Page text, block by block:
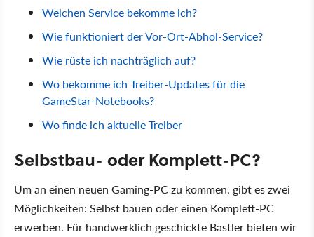
Welchen Service bekomme ich?
Wie funktioniert der Vor-Ort-Abhol-Service?
Wie rüste ich nachträglich auf?
Wo bekomme ich Treiber-Updates für die
GameStar-Notebooks?
Wo finde ich aktuelle Treiber
Selbstbau- oder Komplett-PC?
Um an einen neuen Gaming-PC zu kommen, gibt es zwei
Möglichkeiten: Selbst bauen oder einen Komplett-PC
erwerben. Für handwerklich geschickte Bastler bieten wir